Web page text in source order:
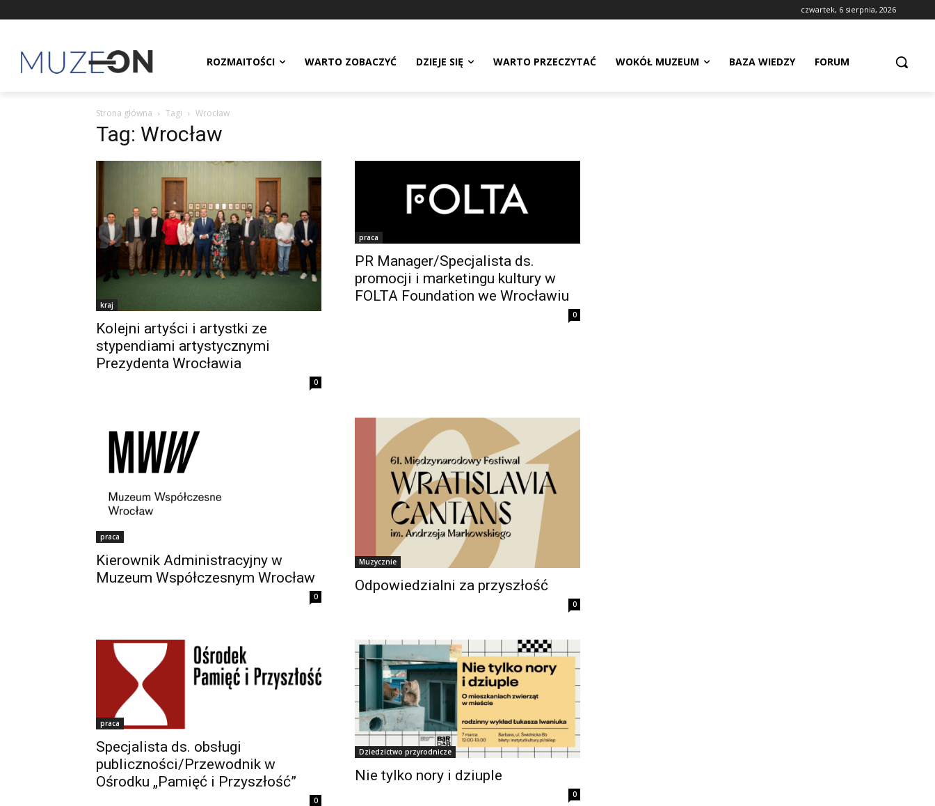
czwartek, 6 sierpnia, 2026
ROZMAITOŚCI WARTO ZOBACZYĆ DZIEJE SIĘ WARTO PRZECZYTAĆ WOKÓŁ MUZEUM BAZA WIEDZY FORUM
Strona główna Tagi Wrocław
Tag: Wrocław
kraj
Kolejni artyści i artystki ze
stypendiami artystycznymi
Prezydenta Wrocławia
0
praca
PR Manager/Specjalista ds.
promocji i marketingu kultury w
FOLTA Foundation we Wrocławiu
0
praca
Kierownik Administracyjny w
Muzeum Współczesnym Wrocław
0
Muzycznie
Odpowiedzialni za przyszłość
0
praca
Specjalista ds. obsługi
publiczności/Przewodnik w
Ośrodku „Pamięć i Przyszłość”
0
Dziedzictwo przyrodnicze
Nie tylko nory i dziuple
0